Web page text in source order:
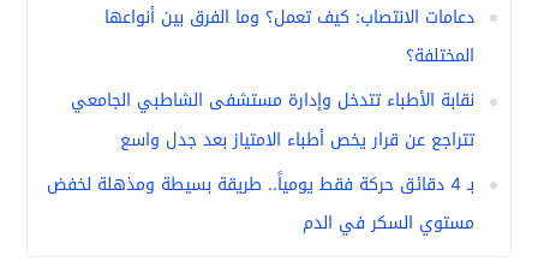
دعامات الانتصاب: كيف تعمل؟ وما الفرق بين أنواعها
المختلفة؟
نقابة الأطباء تتدخل وإدارة مستشفى الشاطبي الجامعي
تتراجع عن قرار يخص أطباء الامتياز بعد جدل واسع
بـ 4 دقائق حركة فقط يومياً.. طريقة بسيطة ومذهلة لخفض
مستوي السكر في الدم